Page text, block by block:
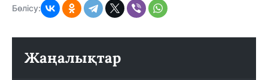
Бөлісу:
Жаңалықтар